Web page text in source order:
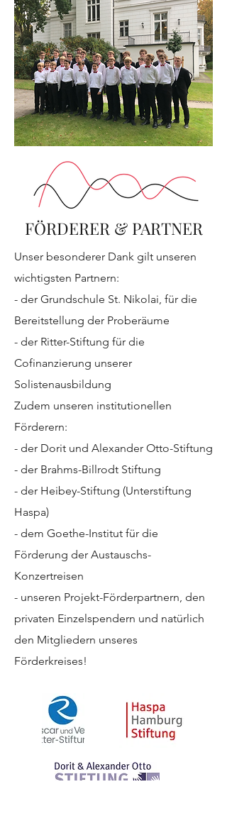
FÖRDERER & PARTNER
Unser besonderer Dank gilt unseren
wichtigsten Partnern:
- der Grundschule St. Nikolai, für die
Bereitstellung der Proberäume
- der Ritter-Stiftung für die
Cofinanzierung unserer
Solistenausbildung
Zudem unseren institutionellen
Förderern:
- der Dorit und Alexander Otto-Stiftung
- der Brahms-Billrodt Stiftung
- der Heibey-Stiftung (Unterstiftung
Haspa)
- dem Goethe-Institut für die
Förderung der Austauschs-
Konzertreisen
- unseren Projekt-Förderpartnern, den
privaten Einzelspendern und natürlich
den Mitgliedern unseres
Förderkreises!